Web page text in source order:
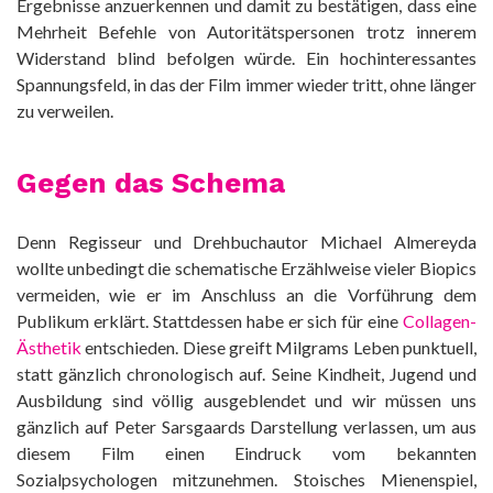
Ergebnisse anzuerkennen und damit zu bestätigen, dass eine
Mehrheit Befehle von Autoritätspersonen trotz innerem
Widerstand blind befolgen würde. Ein hochinteressantes
Spannungsfeld, in das der Film immer wieder tritt, ohne länger
zu verweilen.
Gegen das Schema
Denn Regisseur und Drehbuchautor Michael Almereyda
wollte unbedingt die schematische Erzählweise vieler Biopics
vermeiden, wie er im Anschluss an die Vorführung dem
Publikum erklärt. Stattdessen habe er sich für eine Collagen-
Ästhetik entschieden. Diese greift Milgrams Leben punktuell,
statt gänzlich chronologisch auf. Seine Kindheit, Jugend und
Ausbildung sind völlig ausgeblendet und wir müssen uns
gänzlich auf Peter Sarsgaards Darstellung verlassen, um aus
diesem Film einen Eindruck vom bekannten
Sozialpsychologen mitzunehmen. Stoisches Mienenspiel,